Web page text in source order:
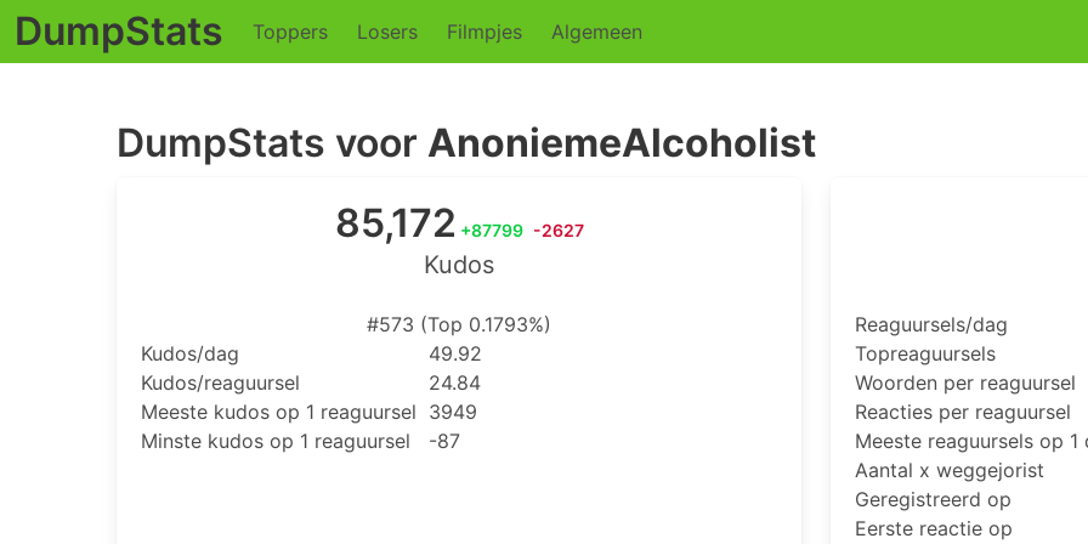
DumpStats Toppers Losers Filmpjes Algemeen
DumpStats voor AnoniemeAlcoholist
85,172 +87799 -2627
Kudos
#573 (Top 0.1793%)
Kudos/dag
49.92
Kudos/reaguursel
24.84
Meeste kudos op 1 reaguursel 3949
Minste kudos op 1 reaguursel
-87
Reaguursels/dag
Topreaguursels
Woorden per reaguursel
Reacties per reaguursel
Meeste reaguursels op 1
Aantal x weggejorist
Geregistreerd op
Eerste reactie op